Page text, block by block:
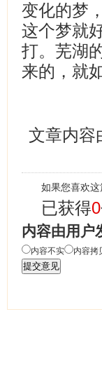
变化的梦
这个梦就
打。芜湖
来的，就
文章内容
如果您喜欢这
已获得0
内容由用户
内容不实 内容拷